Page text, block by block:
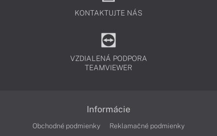
KONTAKTUJTE NÁS
VZDIALENÁ PODPORA
TEAMVIEWER
Informácie
Obchodné podmienky
Reklamačné podmienky